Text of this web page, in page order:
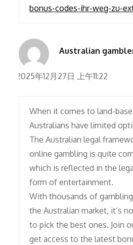
bonus-codes-ihr-weg-zu-
Australian
2025年12月27日 上午11:22
When it comes to land-
Australians have limited
The Australian legal
online gambling is quite
which is reflected in the
form of entertainment.
With thousands of
the Australian market, it’s
to pick the best ones. Join
get access to the latest